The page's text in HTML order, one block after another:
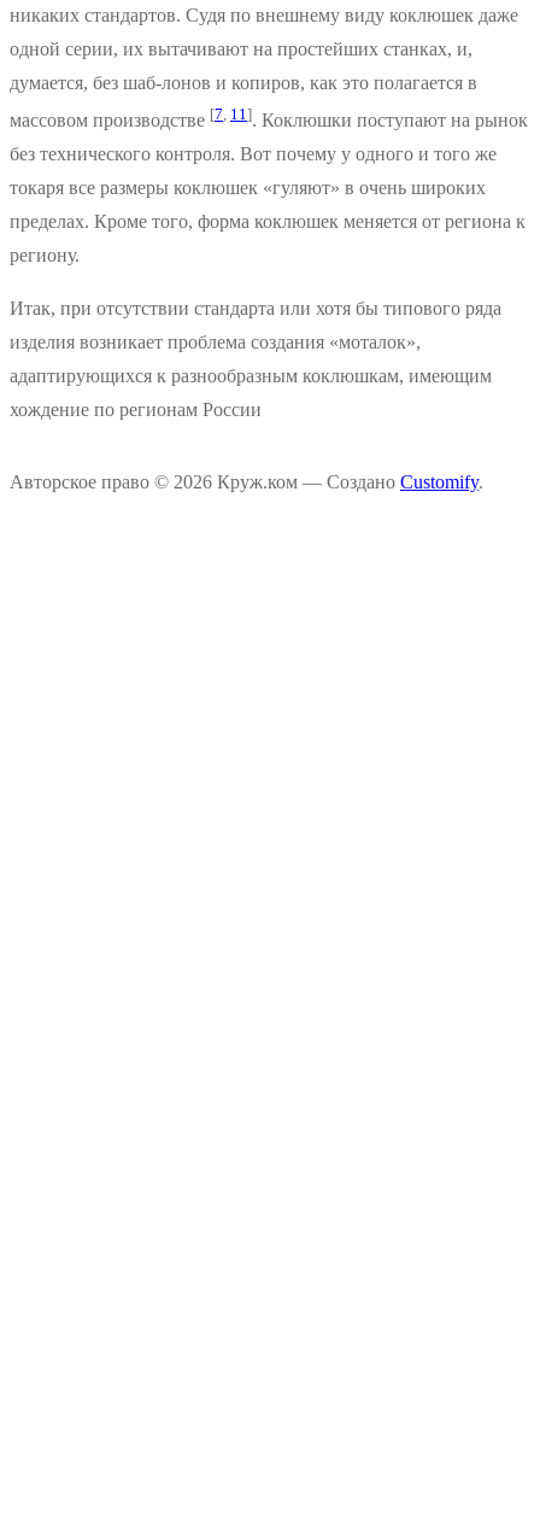
никаких стандартов. Судя по внешнему виду коклюшек даже
одной серии, их вытачивают на простейших станках, и,
думается, без шаб-лонов и копиров, как это полагается в
массовом производстве [7 11 ]. Коклюшки поступают на рынок
без технического контроля. Вот почему у одного и того же
токаря все размеры коклюшек «гуляют» в очень широких
пределах. Кроме того, форма коклюшек меняется от региона к
региону.
Итак, при отсутствии стандарта или хотя бы типового ряда
изделия возникает проблема создания «моталок»,
адаптирующихся к разнообразным коклюшкам, имеющим
хождение по регионам России
Авторское право © 2026 Круж.ком — Создано Customify.